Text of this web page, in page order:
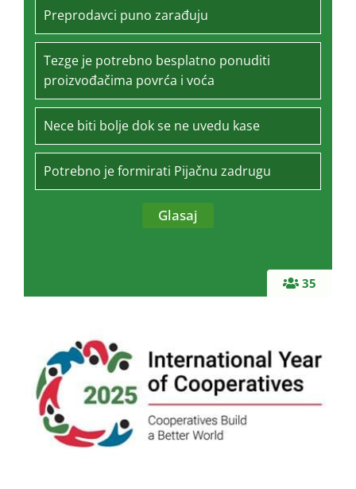
35
Preprodavci puno zarađuju
Tezge je potrebno besplatno ponuditi
proizvođačima povrća i voća
Nece biti bolje dok se ne uvedu kase
Potrebno je formirati Pijačnu zadrugu